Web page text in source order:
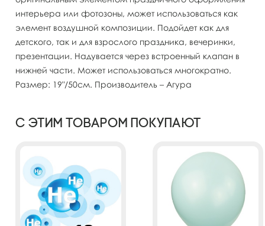
интерьера или фотозоны, может использоваться как
элемент воздушной композиции. Подойдет как для
детского, так и для взрослого праздника, вечеринки,
презентации. Надувается через встроенный клапан в
нижней части. Может использоваться многократно.
Размер: 19"/50см. Производитель – Агура
С этим товаром покупают